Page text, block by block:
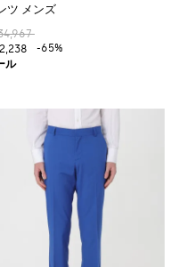
ツ メンズ
-65%